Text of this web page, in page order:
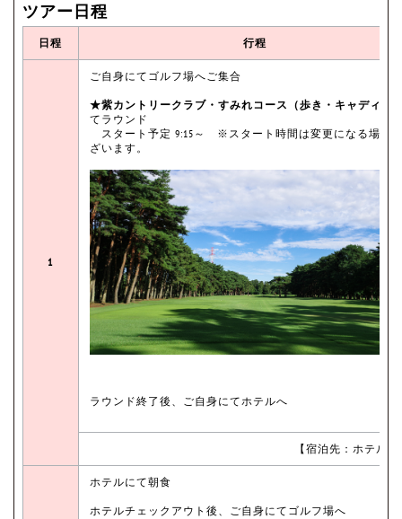
ツアー日程
日程 行程
1
ご自身にてゴルフ場へご集合
★紫カントリークラブ・すみれコース（歩き・キャディ付
てラウンド
スタート予定 9:15～ ※スタート時間は変更になる場合
ざいます。
ラウンド終了後、ご自身にてホテルへ
【宿泊先：ホテル
ホテルにて朝食
ホテルチェックアウト後、ご自身にてゴルフ場へ